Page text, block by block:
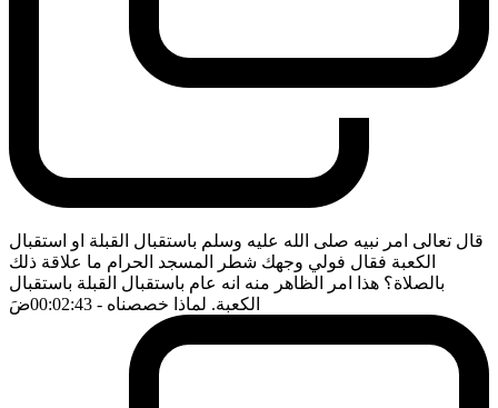
قال تعالى امر نبيه صلى الله عليه وسلم باستقبال القبلة او استقبال
الكعبة فقال فولي وجهك شطر المسجد الحرام ما علاقة ذلك
بالصلاة؟ هذا امر الظاهر منه انه عام باستقبال القبلة باستقبال
الكعبة. لماذا خصصناه - 00:02:43 ضَ